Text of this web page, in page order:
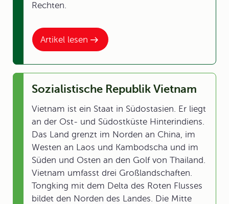
Artikel lesen
Rechten.
Sozialistische Republik Vietnam
Vietnam ist ein Staat in Südostasien. Er liegt
an der Ost- und Südostküste Hinterindiens.
Das Land grenzt im Norden an China, im
Westen an Laos und Kambodscha und im
Süden und Osten an den Golf von Thailand.
Vietnam umfasst drei Großlandschaften.
Tongking mit dem Delta des Roten Flusses
bildet den Norden des Landes. Die Mitte